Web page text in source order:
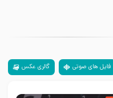
فایل های صوتی گالری عکس